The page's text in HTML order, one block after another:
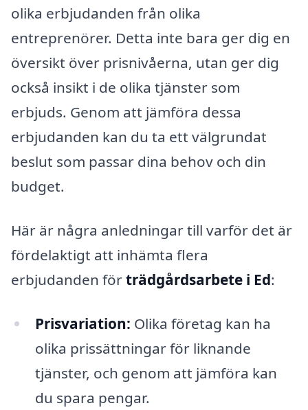
olika erbjudanden från olika
entreprenörer. Detta inte bara ger dig en
översikt över prisnivåerna, utan ger dig
också insikt i de olika tjänster som
erbjuds. Genom att jämföra dessa
erbjudanden kan du ta ett välgrundat
beslut som passar dina behov och din
budget.
Här är några anledningar till varför det är
fördelaktigt att inhämta flera
erbjudanden förträdgårdsarbete i Ed:
Prisvariation: Olika företag kan ha
olika prissättningar för liknande
tjänster, och genom att jämföra kan
du spara pengar.